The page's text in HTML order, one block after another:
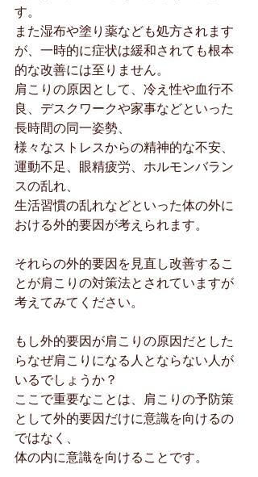
す。
また湿布や塗り薬なども処方されます
が、一時的に症状は緩和されても根本
的な改善には至りません。
肩こりの原因として、冷え性や血行不
良、デスクワークや家事などといった
長時間の同一姿勢、
様々なストレスからの精神的な不安、
運動不足、眼精疲労、ホルモンバラン
スの乱れ、
生活習慣の乱れなどといった体の外に
おける外的要因が考えられます。
それらの外的要因を見直し改善するこ
とが肩こりの対策法とされていますが
考えてみてください。
もし外的要因が肩こりの原因だとした
らなぜ肩こりになる人とならない人が
いるでしょうか？
ここで重要なことは、肩こりの予防策
として外的要因だけに意識を向けるの
ではなく、
体の内に意識を向けることです。